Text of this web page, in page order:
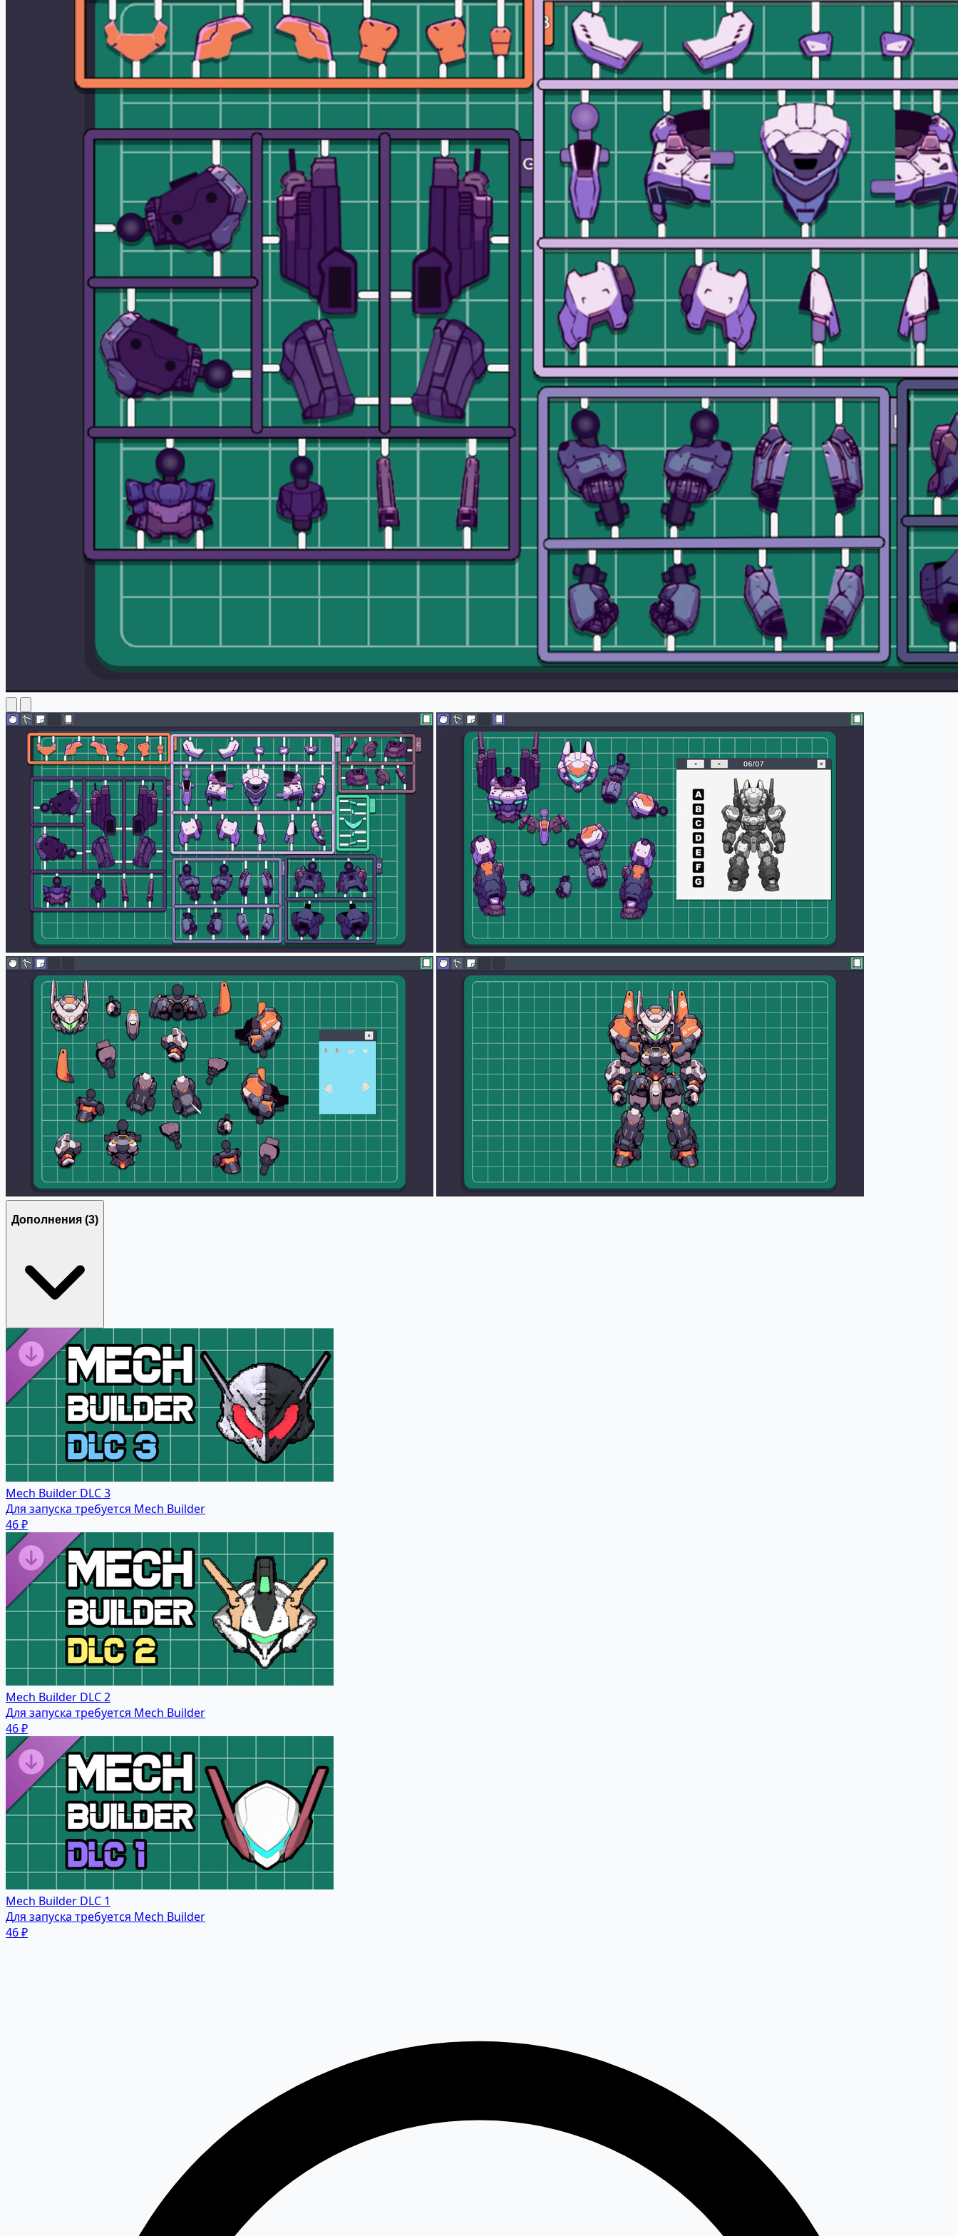
Дополнения (3)
Mech Builder DLC 3
Для запуска требуется Mech Builder
46 ₽
Mech Builder DLC 2
Для запуска требуется Mech Builder
46 ₽
Mech Builder DLC 1
Для запуска требуется Mech Builder
46 ₽